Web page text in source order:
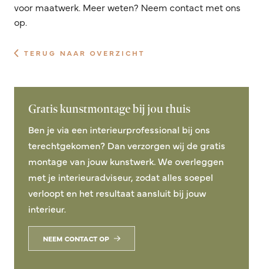
voor maatwerk. Meer weten? Neem contact met ons
op.
TERUG NAAR OVERZICHT
Gratis kunstmontage bij jou thuis
Ben je via een interieurprofessional bij ons
terechtgekomen? Dan verzorgen wij de gratis
montage van jouw kunstwerk. We overleggen
met je interieuradviseur, zodat alles soepel
verloopt en het resultaat aansluit bij jouw
interieur.
NEEM CONTACT OP